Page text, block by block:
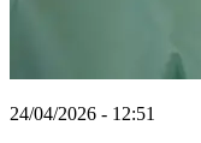
24/04/2026 - 12:51